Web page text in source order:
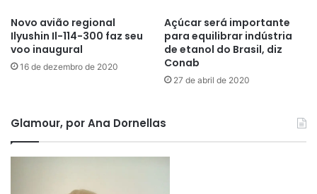
Novo avião regional
Ilyushin Il-114-300 faz seu
voo inaugural
16 de dezembro de 2020
Açúcar será importante
para equilibrar indústria
de etanol do Brasil, diz
Conab
27 de abril de 2020
Glamour, por Ana Dornellas